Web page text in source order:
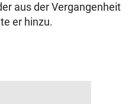
aus der Vergangenheit
er hinzu.